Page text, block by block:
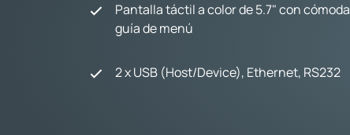
Pantalla táctil a color de 5.7" con cómoda
guía de menú
2 x USB (Host/Device), Ethernet, RS232